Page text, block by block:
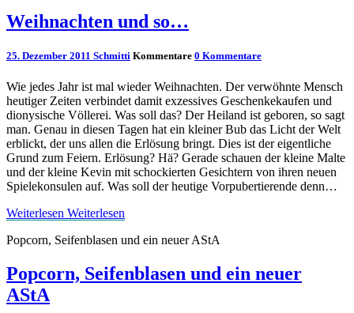
Weihnachten und so…
25. Dezember 2011 Schmitti Kommentare 0 Kommentare
Wie jedes Jahr ist mal wieder Weihnachten. Der verwöhnte Mensch
heutiger Zeiten verbindet damit exzessives Geschenkekaufen und
dionysische Völlerei. Was soll das? Der Heiland ist geboren, so sagt
man. Genau in diesen Tagen hat ein kleiner Bub das Licht der Welt
erblickt, der uns allen die Erlösung bringt. Dies ist der eigentliche
Grund zum Feiern. Erlösung? Hä? Gerade schauen der kleine Malte
und der kleine Kevin mit schockierten Gesichtern von ihren neuen
Spielekonsulen auf. Was soll der heutige Vorpubertierende denn…
Weiterlesen Weiterlesen
Popcorn, Seifenblasen und ein neuer AStA
Popcorn, Seifenblasen und ein neuer
AStA